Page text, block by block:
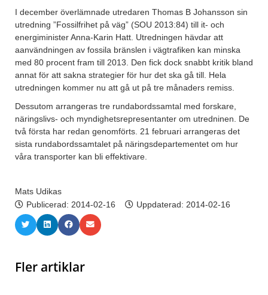
I december överlämnade utredaren Thomas B Johansson sin
utredning ”Fossilfrihet på väg” (SOU 2013:84) till it- och
energiminister Anna-Karin Hatt. Utredningen hävdar att
aanvändningen av fossila bränslen i vägtrafiken kan minska
med 80 procent fram till 2013. Den fick dock snabbt kritik bland
annat för att sakna strategier för hur det ska gå till. Hela
utredningen kommer nu att gå ut på tre månaders remiss.
Dessutom arrangeras tre rundabordssamtal med forskare,
näringslivs- och myndighetsrepresentanter om utredninen. De
två första har redan genomförts. 21 februari arrangeras det
sista rundabordssamtalet på näringsdepartementet om hur
våra transporter kan bli effektivare.
Mats Udikas
Publicerad: 2014-02-16 Uppdaterad: 2014-02-16
Fler artiklar